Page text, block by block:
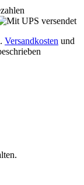
Versandkosten und